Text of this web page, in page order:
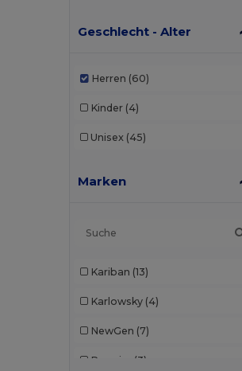
Geschlecht - Alter
Herren (60)
Kinder (4)
Unisex (45)
Marken
Kariban (13)
Karlowsky (4)
NewGen (7)
Premier (3)